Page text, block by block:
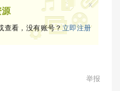
查看，没有账号？立即注册
x
举报